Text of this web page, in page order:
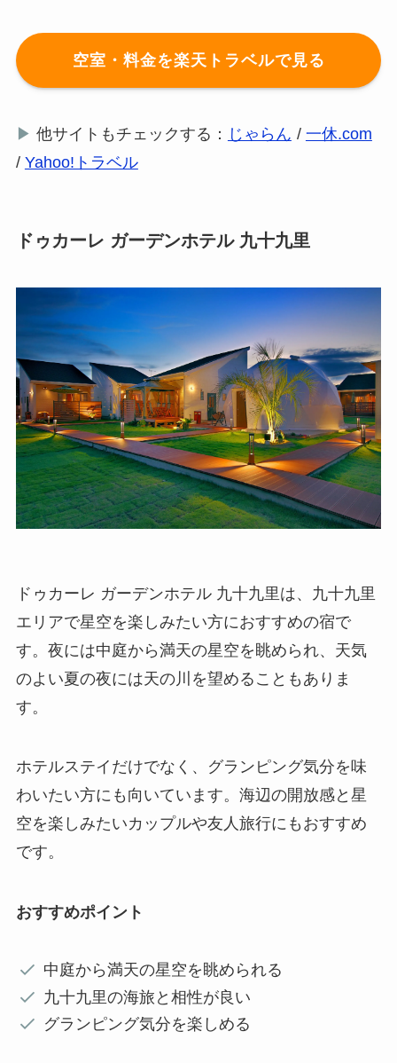
空室・料金を楽天トラベルで見る
▶ 他サイトもチェックする： じゃらん / 一休.com
/ Yahoo!トラベル
ドゥカーレ ガーデンホテル 九十九里
ドゥカーレ ガーデンホテル 九十九里は、九十九里
エリアで星空を楽しみたい方におすすめの宿で
す。夜には中庭から満天の星空を眺められ、天気
のよい夏の夜には天の川を望めることもありま
す。
ホテルステイだけでなく、グランピング気分を味
わいたい方にも向いています。海辺の開放感と星
空を楽しみたいカップルや友人旅行にもおすすめ
です。
おすすめポイント
中庭から満天の星空を眺められる
九十九里の海旅と相性が良い
グランピング気分を楽しめる